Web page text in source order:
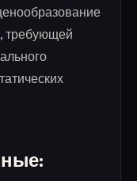
требующей